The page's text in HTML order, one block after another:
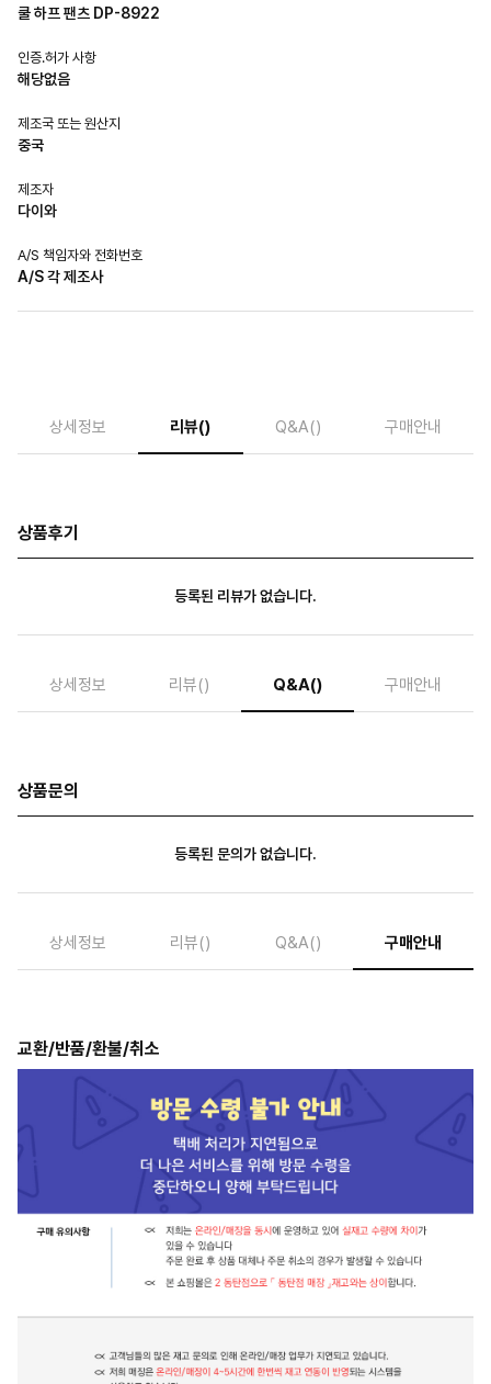
쿨 하프 팬츠 DP-8922
인증.허가 사항
해당없음
제조국 또는 원산지
중국
제조자
다이와
A/S 책임자와 전화번호
A/S 각 제조사
상세정보 리뷰() Q&A() 구매안내
상품후기
등록된 리뷰가 없습니다.
상세정보 리뷰() Q&A() 구매안내
상품문의
등록된 문의가 없습니다.
상세정보 리뷰() Q&A() 구매안내
교환/반품/환불/취소